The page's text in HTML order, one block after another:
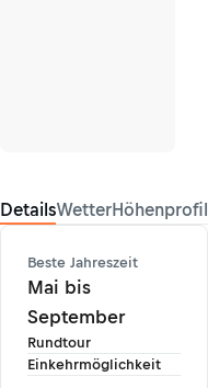
DetailsWetterHöhenprofil
Beste Jahreszeit
Mai bis
September
Rundtour
Einkehrmöglichkeit